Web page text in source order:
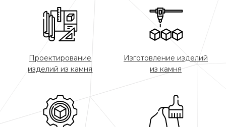
Проектирование
изделий из камня
Изготовление изделий
из камня